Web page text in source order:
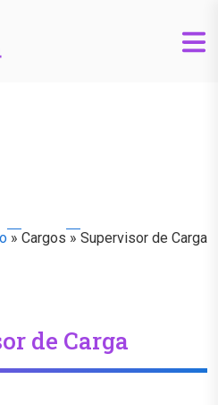
» Cargos » Supervisor de Carga
de Carga